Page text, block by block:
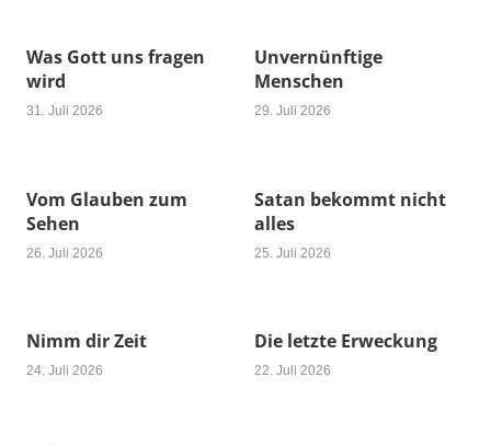
Was Gott uns fragen
wird
31. Juli 2026
Unvernünftige
Menschen
29. Juli 2026
Vom Glauben zum
Sehen
26. Juli 2026
Satan bekommt nicht
alles
25. Juli 2026
Nimm dir Zeit
24. Juli 2026
Die letzte Erweckung
22. Juli 2026